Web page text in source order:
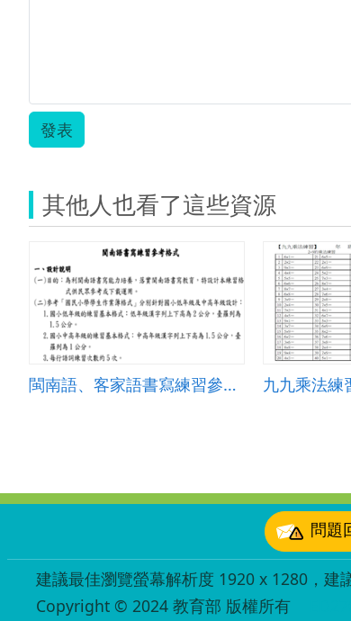
發表
其他人也看了這些資源
閩南語、客家語書寫練習參考格式 九九乘法練
問題
建議最佳瀏覽螢幕解析度 1920 x 1280，
Copyright © 2024 教育部 版權所有